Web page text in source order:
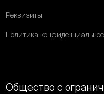
Реквизиты
Политика
Общество с